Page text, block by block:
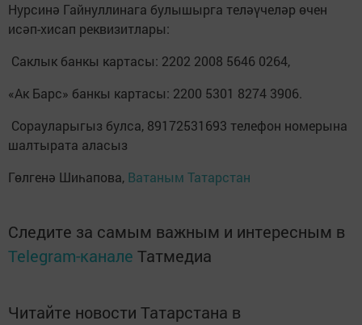
Нурсинә Гайнуллинага булышырга теләүчеләр өчен
исәп-хисап реквизитлары:
Саклык банкы картасы: 2202 2008 5646 0264,
«Ак Барс» банкы картасы: 2200 5301 8274 3906.
Сорауларыгыз булса, 89172531693 телефон номерына
шалтырата аласыз
Гөлгенә Шиһапова, Ватаным Татарстан
Следите за самым важным и интересным в
Telegram-канале Татмедиа
Читайте новости Татарстана в